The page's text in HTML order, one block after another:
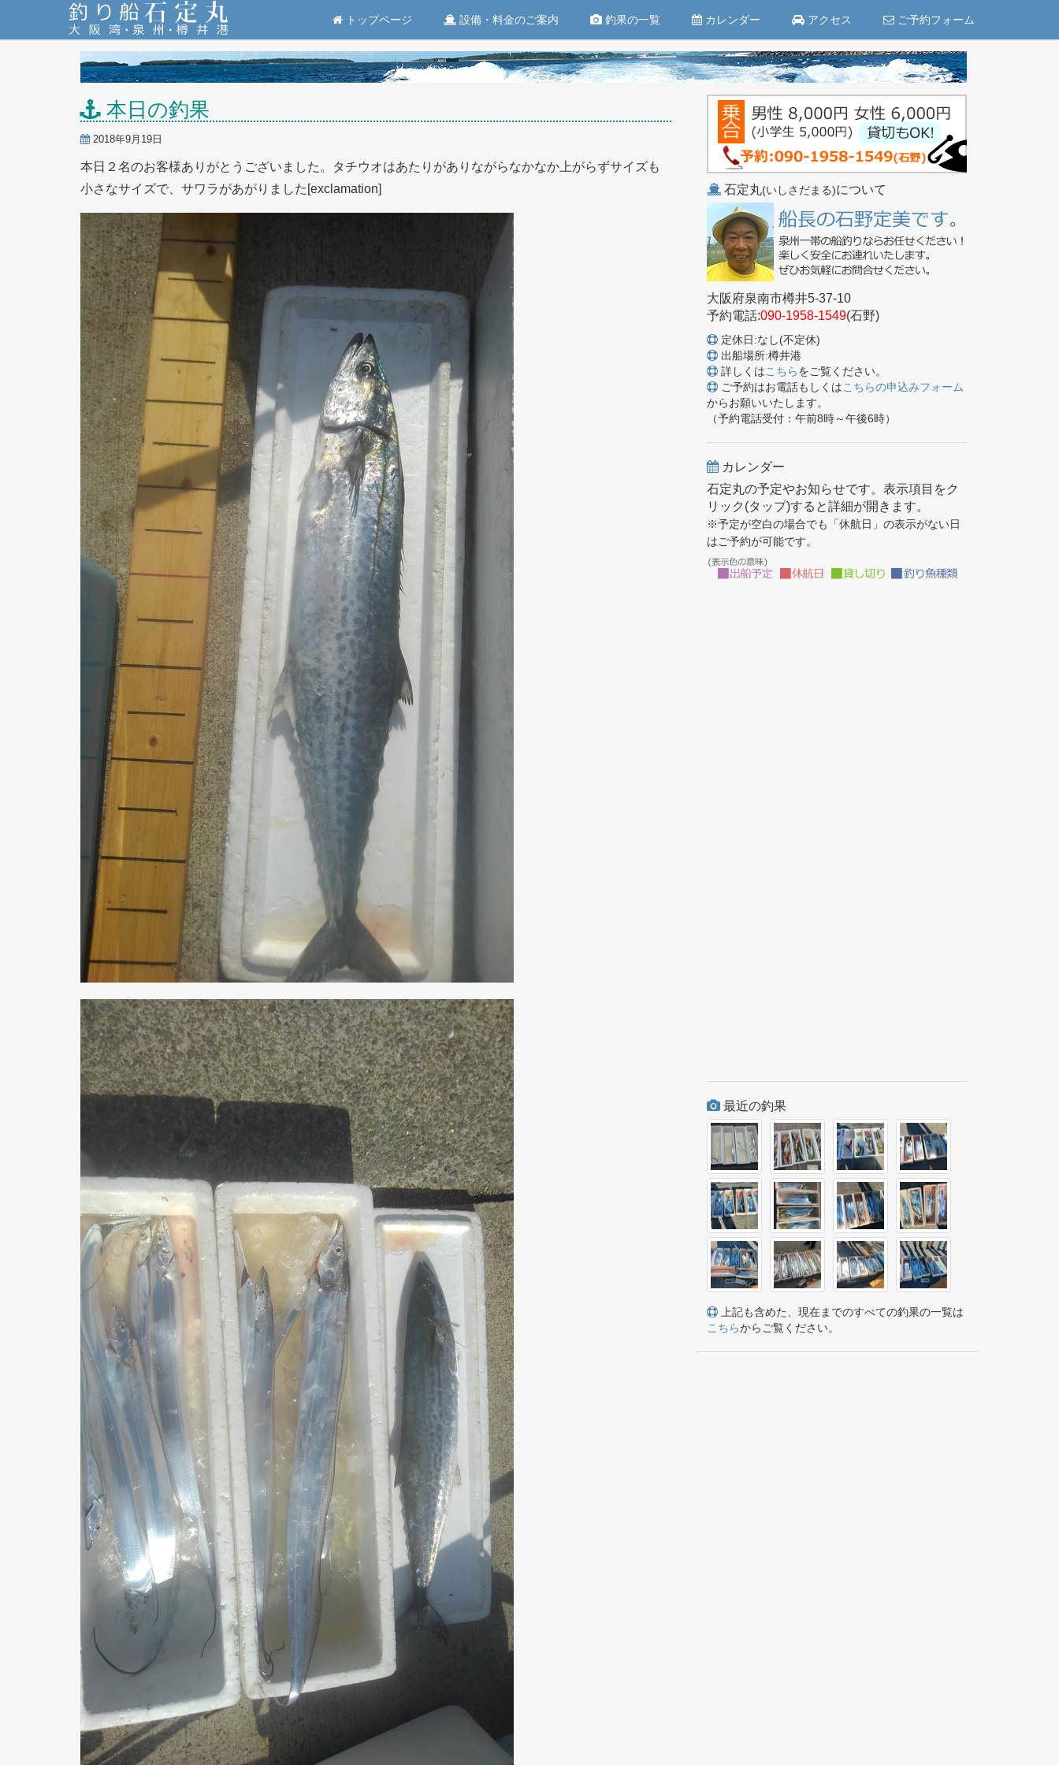
トップページ 設備・料金のご案内 釣果の一覧 カレンダー アクセス ご予約フォーム
本日の釣果
2018年9月19日
本日２名のお客様ありがとうございました。タチウオはあたりがありながらなかなか上がらずサイズも
小さなサイズで、サワラがあがりました[exclamation]
石定丸(いしさだまる)について
大阪府泉南市樽井5-37-10
予約電話:090-1958-1549(石野)
定休日:なし(不定休)
出船場所:樽井港
詳しくはこちらをご覧ください。
ご予約はお電話もしくはこちらの申込みフォーム
からお願いいたします。
（予約電話受付：午前8時～午後6時）
カレンダー
石定丸の予定やお知らせです。表示項目をク
リック(タップ)すると詳細が開きます。
※予定が空白の場合でも「休航日」の表示がない日
はご予約が可能です。
最近の釣果
上記も含めた、現在までのすべての釣果の一覧は
こちらからご覧ください。